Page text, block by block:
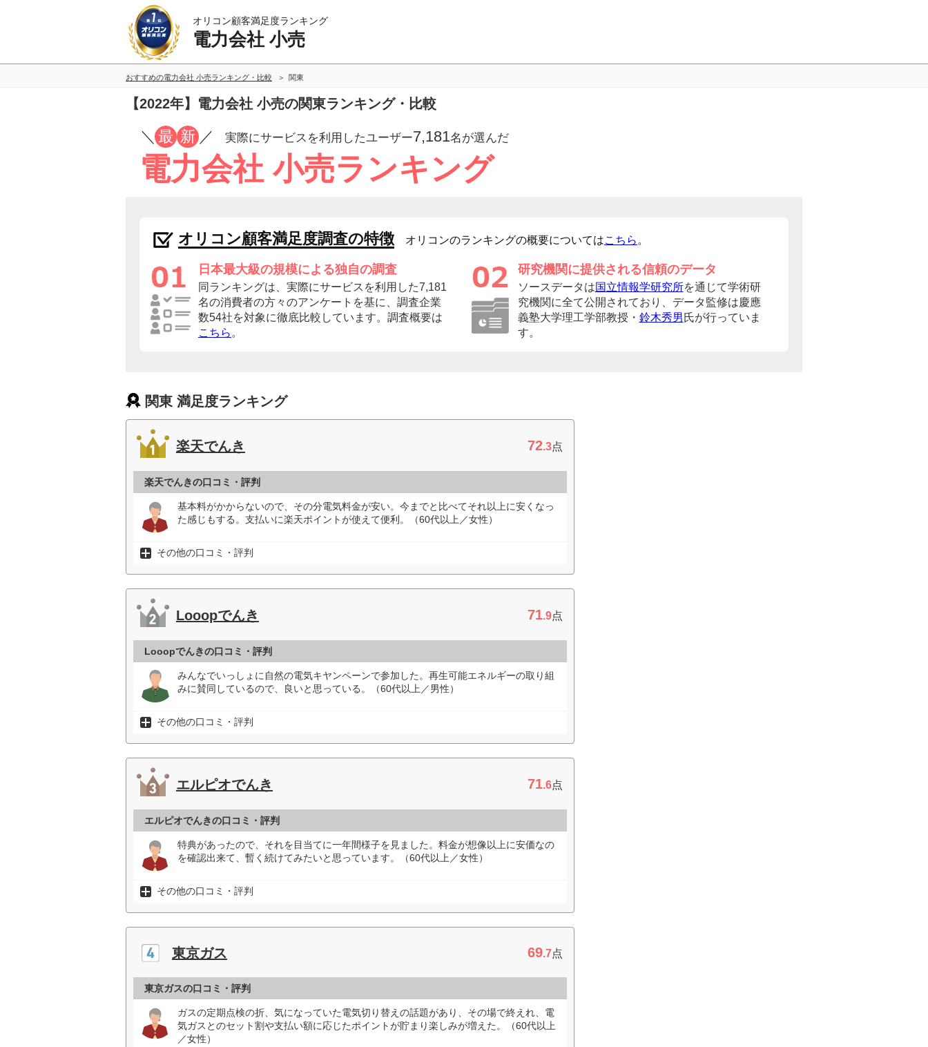
オリコン顧客満足度ランキング
電力会社 小売
おすすめの電力会社 小売ランキング・比較 関東
【2022年】電力会社 小売の関東ランキング・比較
／ 最 新 ／ 実際にサービスを利用したユーザー7,181名が選んだ
電力会社 小売ランキング
オリコン顧客満足度調査の特徴 オリコンのランキングの概要についてはこちら 。
日本最大級の規模による独自の調査
同ランキングは、実際にサービスを利用した7,181
名の消費者の方々のアンケートを基に、調査企業
数54社を対象に徹底比較しています。調査概要は
こちら 。
研究機関に提供される信頼のデータ
ソースデータは国立情報学研究所を通じて学術研
究機関に全て公開されており、データ監修は慶應
義塾大学理工学部教授・ 鈴木秀男 氏が行っていま
す。
関東 満足度ランキング
楽天でんき 72.3点
楽天でんきの口コミ・評判
基本料がかからないので、その分電気料金が安い。今までと比べてそれ以上に安くなっ
た感じもする。支払いに楽天ポイントが使えて便利。（60代以上／女性）
その他の口コミ・評判
Looopでんき 71.9点
Looopでんきの口コミ・評判
みんなでいっしょに自然の電気キヤンペーンで参加した。再生可能エネルギーの取り組
みに賛同しているので、良いと思っている。（60代以上／男性）
その他の口コミ・評判
エルピオでんき 71.6点
エルピオでんきの口コミ・評判
特典があったので、それを目当てに一年間様子を見ました。料金が想像以上に安価なの
を確認出来て、暫く続けてみたいと思っています。（60代以上／女性）
その他の口コミ・評判
東京ガス 69.7点
東京ガスの口コミ・評判
ガスの定期点検の折、気になっていた電気切り替えの話題があり、その場で終えれ、電
気ガスとのセット割や支払い額に応じたポイントが貯まり楽しみが増えた。（60代以上
／女性）